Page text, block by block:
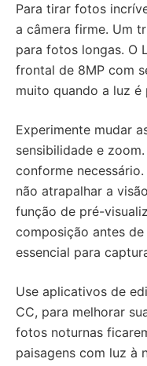
Para tirar fotos
a câmera firme. Um
para fotos longas. O
frontal de 8MP com
muito quando a luz é
Experimente mudar
sensibilidade e
conforme
não atrapalhar a
função de pré-
composição antes
essencial para
Use aplicativos de
CC, para melhorar
fotos noturnas
paisagens com luz à